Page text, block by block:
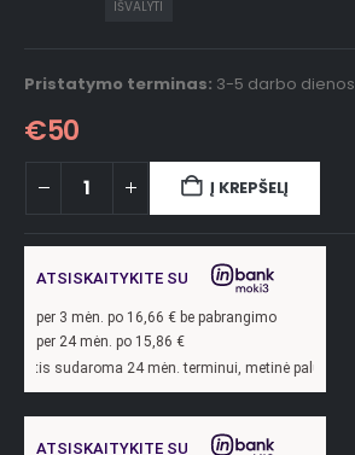
IŠVALYTI
Pristatymo terminas: 3-5 darbo dienos
€50
Į KREPŠELĮ
ATSISKAITYKITE SU
per 3 mėn. po 16,66 € be pabrangimo
per 24 mėn. po 15,86 €
24 mėn. terminui, metinė palūkanų norma –13,9
ATSISKAITYKITE SU